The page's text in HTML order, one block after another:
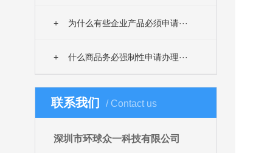
+ 为什么有些企业产品必须申请···
+ 什么商品务必强制性申请办理···
联系我们 / Contact us
深圳市环球众一科技有限公司